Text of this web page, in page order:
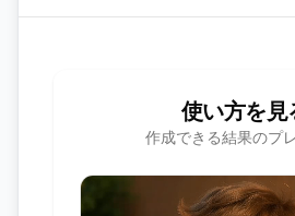
使い方を見
作成できる結果のプ